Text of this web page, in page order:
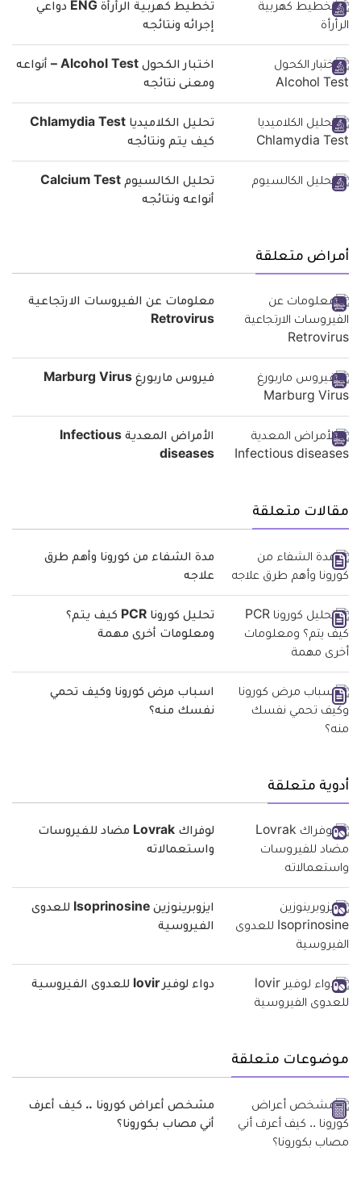
تخطيط كهربية الرأرأة ENG دواعي
إجرائه ونتائجه
اختبار الكحول Alcohol Test – أنواعه
ومعنى نتائجه
تحليل الكلاميديا Chlamydia Test
كيف يتم ونتائجه
تحليل الكالسيوم Calcium Test
أنواعه ونتائجه
أمراض متعلقة
معلومات عن الفيروسات الارتجاعية
Retrovirus
فيروس ماربورغ Marburg Virus
الأمراض المعدية Infectious
diseases
مقالات متعلقة
مدة الشفاء من كورونا وأهم طرق
علاجه
تحليل كورونا PCR كيف يتم؟
ومعلومات أخرى مهمة
اسباب مرض كورونا وكيف تحمي
نفسك منه؟
أدوية متعلقة
لوفراك Lovrak مضاد للفيروسات
واستعمالاته
ايزوبرينوزين Isoprinosine للعدوى
الفيروسية
دواء لوفير lovir للعدوى الفيروسية
موضوعات متعلقة
مشخص أعراض كورونا .. كيف أعرف
أني مصاب بكورونا؟